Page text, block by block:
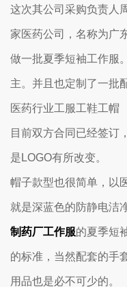
这次其公司采购负责人
家医药公司，名称为广
做一批夏季短袖工作服
主。并且也定制了一批
医药行业工服工鞋工帽
目前双方合同已经签订
是LOGO有所改变。
帽子款型也很简单，以
就是深蓝色的防静电洁
制药厂工作服的夏季短
的标准，当然配套的手
用品也是必不可少的。